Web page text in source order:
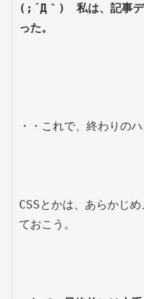
(;´Д｀)　私は、記事デ
った。
・・これで、終わりのハ
CSSとかは、あらかじ
ておこう。